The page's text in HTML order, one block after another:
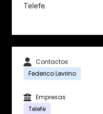
Telefe.
Contactos
Federico Levrino
Empresas
Telefe